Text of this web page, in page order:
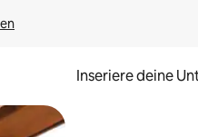
Inseriere deine